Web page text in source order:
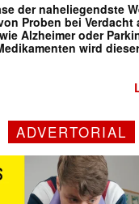
der naheliegendste
Proben bei Verdacht
Alzheimer oder
wird
ADVERTORIAL